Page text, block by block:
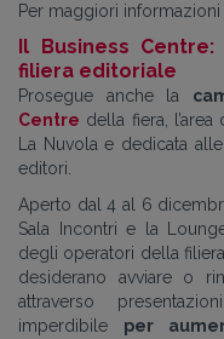
Per maggiori informazioni
Il Business
filiera editoriale
Prosegue anche la
Centre della fiera,
La Nuvola e dedicata
editori.
Aperto dal 4 al 6
Sala Incontri e la
degli operatori della
desiderano avviare o
attraverso
imperdibile per